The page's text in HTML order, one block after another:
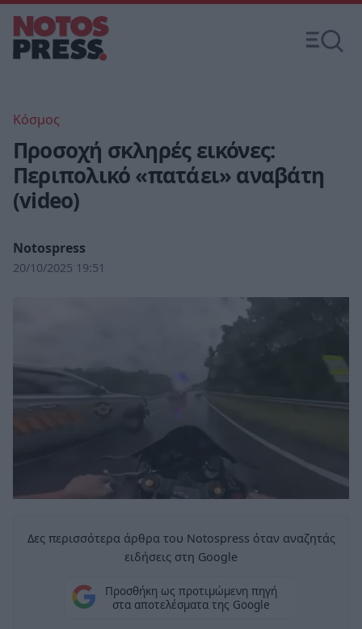
Κόσμος
Προσοχή σκληρές εικόνες:
Περιπολικό «πατάει» αναβάτη
(video)
Notospress
20/10/2025 19:51
Δες περισσότερα άρθρα του Notospress όταν αναζητάς
ειδήσεις στη Google
Προσθήκη ως προτιμώμενη πηγή
στα αποτελέσματα της Google